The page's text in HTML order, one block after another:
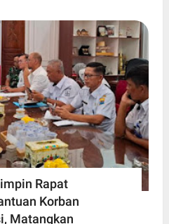
Rapat
Korban
Matangkan